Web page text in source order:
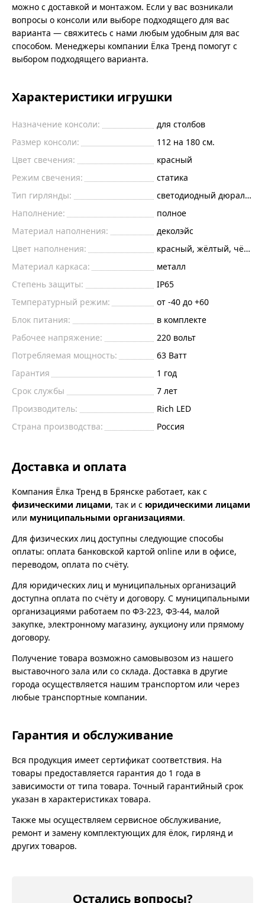
можно с доставкой и монтажом. Если у вас возникали
вопросы о консоли или выборе подходящего для вас
варианта — свяжитесь с нами любым удобным для вас
способом. Менеджеры компании Ёлка Тренд помогут с
выбором подходящего варианта.
Характеристики игрушки
Назначение консоли:
для столбов
Размер консоли:
112 на 180 см.
Цвет свечения:
красный
Режим свечения:
статика
Тип гирлянды:
светодиодный дюралайт
Наполнение:
полное
Материал наполнения:
деколэйс
Цвет наполнения:
красный, жёлтый,
Материал каркаса:
металл
Степень защиты:
IP65
Температурный режим:
от -40 до +60
Блок питания:
в комплекте
Рабочее напряжение:
220 вольт
Потребляемая мощность:
63 Ватт
Гарантия
1 год
Срок службы
7 лет
Производитель:
Rich LED
Страна производства:
Россия
Доставка и оплата
Компания Ёлка Тренд в Брянске работает, как с
физическими лицами, так и с юридическими лицами
или муниципальными организациями.
Для физических лиц доступны следующие способы
оплаты: оплата банковской картой online или в офисе,
переводом, оплата по счёту.
Для юридических лиц и муниципальных организаций
доступна оплата по счёту и договору. С муниципальными
организациями работаем по ФЗ-223, ФЗ-44, малой
закупке, электронному магазину, аукциону или прямому
договору.
Получение товара возможно самовывозом из нашего
выставочного зала или со склада. Доставка в другие
города осуществляется нашим транспортом или через
любые транспортные компании.
Гарантия и обслуживание
Вся продукция имеет сертификат соответствия. На
товары предоставляется гарантия до 1 года в
зависимости от типа товара. Точный гарантийный срок
указан в характеристиках товара.
Также мы осуществляем сервисное обслуживание,
ремонт и замену комплектующих для ёлок, гирлянд и
других товаров.
Остались вопросы?